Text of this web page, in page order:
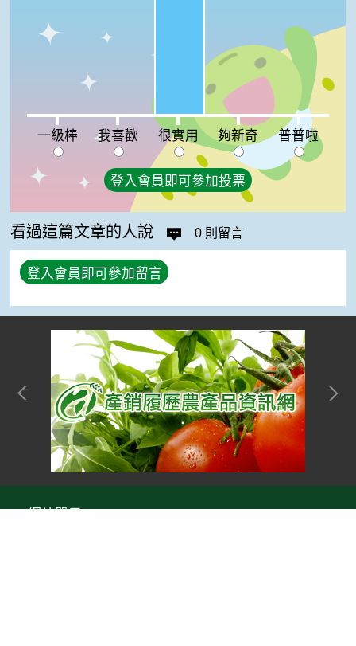
一級棒:0% 我喜歡:0% 夠新奇:0%普普啦:0%
一級棒 我喜歡 很實用 夠新奇 普普啦
登入會員即可參加投票
看過這篇文章的人說 0 則留言
登入會員即可參加留言
網站單元